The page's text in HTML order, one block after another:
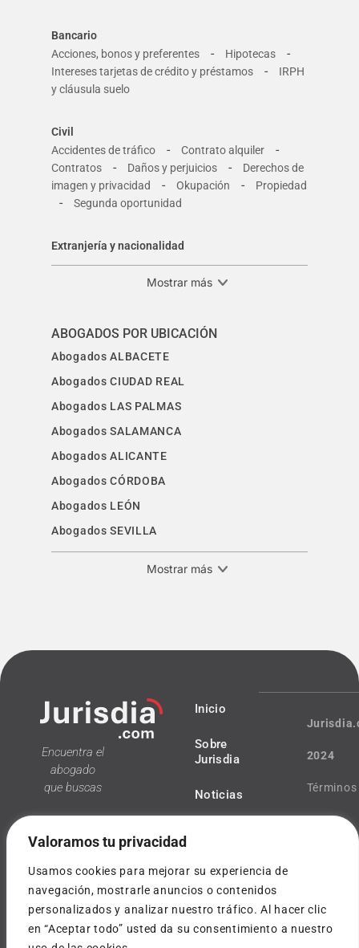
Valoramos tu privacidad
Usamos cookies para mejorar su experiencia de
navegación, mostrarle anuncios o contenidos
personalizados y analizar nuestro tráfico. Al hacer clic
en “Aceptar todo” usted da su consentimiento a nuestro
Bancario
Acciones, bonos y preferentes
- Hipotecas -
Intereses tarjetas de crédito y préstamos -
IRPH
y cláusula suelo
Civil
Accidentes de tráfico
- Contrato alquiler -
Contratos - Daños y perjuicios -
Derechos de
imagen y privacidad
- Okupación - Propiedad
- Segunda oportunidad
Extranjería y nacionalidad
Mostrar más
ABOGADOS POR UBICACIÓN
Abogados ALBACETE
Abogados CIUDAD REAL
Abogados LAS PALMAS
Abogados SALAMANCA
Abogados ALICANTE
Abogados CÓRDOBA
Abogados LEÓN
Abogados SEVILLA
Mostrar más
Encuentra el
abogado
que buscas
Inicio
Sobre
Jurisdia
Noticias
¿Tienes
dudas?
2024
Términos
y
de